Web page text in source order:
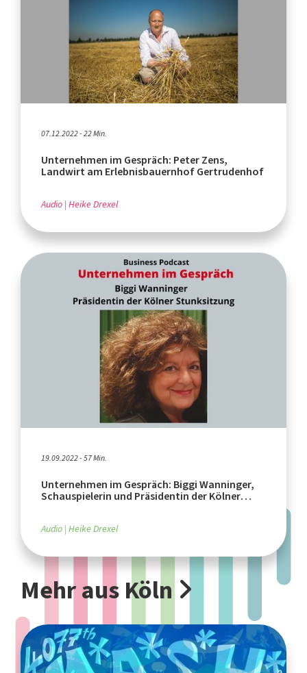
07.12.2022 - 22 Min.
Unternehmen im Gespräch: Peter Zens,
Landwirt am Erlebnisbauernhof Gertrudenhof
Audio Heike Drexel
19.09.2022 - 57 Min.
Unternehmen im Gespräch: Biggi Wanninger,
Schauspielerin und Präsidentin der Kölner
Audio Heike Drexel
Mehr aus Köln